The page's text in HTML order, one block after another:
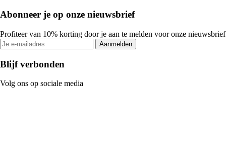
Abonneer je op onze nieuwsbrief
Profiteer van 10% korting door je aan te melden voor onze nieuwsbrief
Aanmelden
Blijf verbonden
Volg ons op sociale media